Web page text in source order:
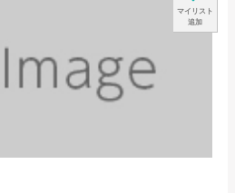
マイリスト
追加